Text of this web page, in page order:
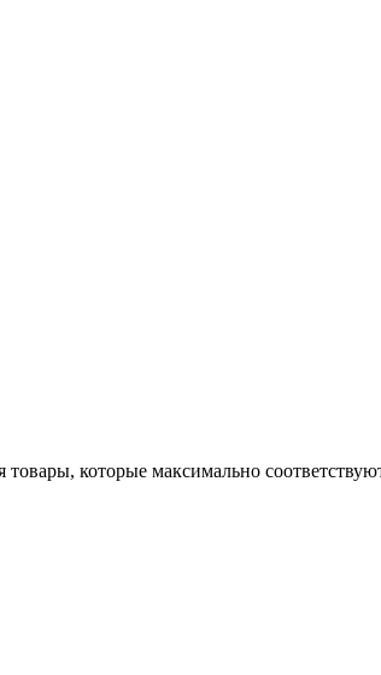
которые максимально